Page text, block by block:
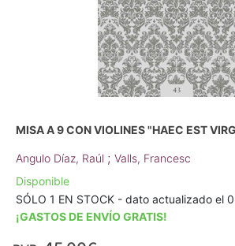
MISA A 9 CON VIOLINES "HAEC EST
Angulo Díaz, Raúl ; Valls, Francesc
Disponible
SÓLO 1 EN STOCK - dato actualizado el
¡GASTOS DE ENVÍO GRATIS!